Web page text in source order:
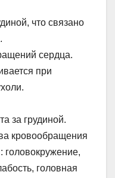
что связано
сердца.
при
за грудиной.
кровообращения
головокружение,
головная